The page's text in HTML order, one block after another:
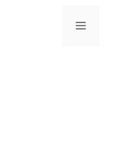
Menu